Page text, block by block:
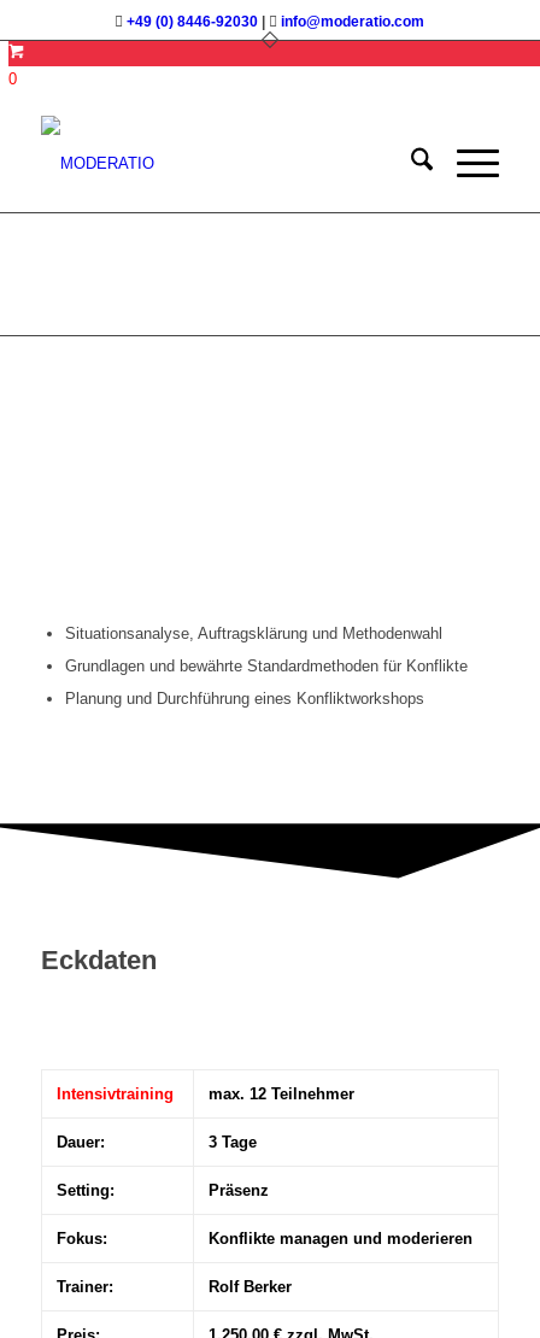
+49 (0) 8446-92030 info@moderatio.com
0
Situationsanalyse, Auftragsklärung und Methodenwahl
Grundlagen und bewährte Standardmethoden für Konflikte
Planung und Durchführung eines Konfliktworkshops
Eckdaten
Intensivtraining max. 12 Teilnehmer
Dauer: 3 Tage
Setting: Präsenz
Fokus: Konflikte managen und moderieren
Trainer: Rolf Berker